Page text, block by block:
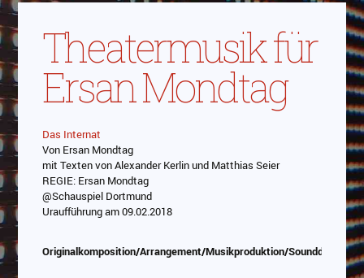
Theatermusik für
Ersan Mondtag
Abspielen
Das Video wird von Youtube eingebettet
abespielt. Es gilt dieDatenschutzerklärung von
Das Internat
Von Ersan Mondtag
mit Texten von Alexander Kerlin und Matthias Seier
REGIE: Ersan Mondtag
@Schauspiel Dortmund
Uraufführung am 09.02.2018
Originalkomposition/Arrangement/Musikproduktion/Sounddesign/